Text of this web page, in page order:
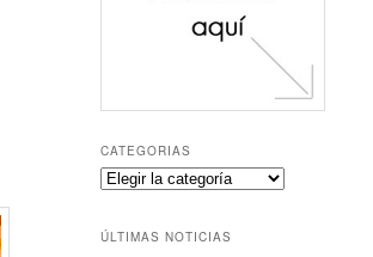
CATEGORIAS
Categorias
ÚLTIMAS NOTICIAS